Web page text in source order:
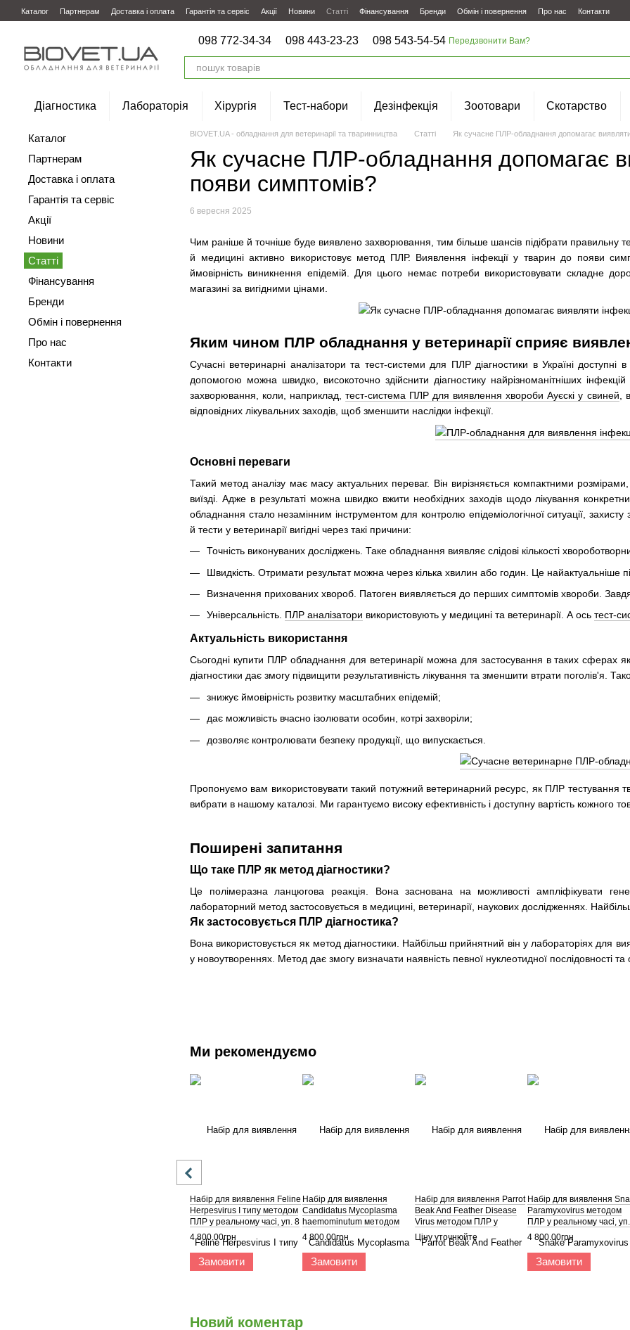
Перейти до основного контенту
Каталог Партнерам Доставка і оплата Гарантія та сервіс Акції Новини Статті Фінансування Бренди Обмін і повернення Про нас Контакти
098 772-34-34 098 443-23-23 098 543-54-54 Передзвонити Вам?
Діагностика Лабораторія Хірургія Тест-набори Дезінфекція Зоотовари Скотарство
BIOVET.UA - обладнання для ветеринарії та тваринництва Статті Як сучасне ПЛР-обладнання допомагає
Як сучасне ПЛР-обладнання допомагає
появи симптомів?
6 вересня 2025
Чим раніше й точніше буде виявлено захворювання, тим більше шансів підібрати правильну
й медицині активно використовує метод ПЛР. Виявлення інфекції у тварин до появи
ймовірність виникнення епідемій. Для цього немає потреби використовувати складне
магазині за вигідними цінами.
Яким чином ПЛР обладнання у ветеринарії сприяє
Сучасні ветеринарні аналізатори та тест-системи для ПЛР діагностики в Україні
допомогою можна швидко, високоточно здійснити діагностику найрізноманітніших
захворювання, коли, наприклад,тест-система ПЛР для виявлення хвороби Ауєскі у свиней ,
відповідних лікувальних заходів, щоб зменшити наслідки інфекції.
Основні переваги
Такий метод аналізу має масу актуальних переваг. Він вирізняється компактними
виїзді. Адже в результаті можна швидко вжити необхідних заходів щодо лікування
обладнання стало незамінним інструментом для контролю епідеміологічної ситуації,
й тести у ветеринарії вигідні через такі причини:
Точність виконуваних досліджень. Таке обладнання виявляє слідові кількості
Швидкість. Отримати результат можна через кілька хвилин або годин. Це найактуальніше
Визначення прихованих хвороб. Патоген виявляється до перших симптомів хвороби.
Універсальність. ПЛР аналізатори використовують у медицині та ветеринарії. А ось тест-
Актуальність використання
Сьогодні купити ПЛР обладнання для ветеринарії можна для застосування в таких сферах
діагностики дає змогу підвищити результативність лікування та зменшити втрати поголів'я.
знижує ймовірність розвитку масштабних епідемій;
дає можливість вчасно ізолювати особин, котрі захворіли;
дозволяє контролювати безпеку продукції, що випускається.
Пропонуємо вам використовувати такий потужний ветеринарний ресурс, як ПЛР тестування
вибрати в нашому каталозі. Ми гарантуємо високу ефективність і доступну вартість кожного
Поширені запитання
Що таке ПЛР як метод діагностики?
Це полімеразна ланцюгова реакція. Вона заснована на можливості ампліфікувати
лабораторний метод застосовується в медицині, ветеринарії, наукових дослідженнях.
Як застосовується ПЛР діагностика?
Вона використовується як метод діагностики. Найбільш прийнятний він у лабораторіях для
у новоутвореннях. Метод дає змогу визначати наявність певної нуклеотидної послідовності та
Ми рекомендуємо
Набір для виявлення Feline
Herpesvirus I типу методом
ПЛР у реальному часі, уп. 8
шт.
4 800.00грн
Замовити
Набір для виявлення
Candidatus Mycoplasma
haemominutum методом
ПЛР у реальному часі, уп. 8
шт.
4 800.00грн
Замовити
Набір для виявлення Parrot
Beak And Feather Disease
Virus методом ПЛР у
реальному часі, уп. 4 шт.
Ціну уточнюйте
Набір для виявлення
Paramyxovirus методом
ПЛР у реальному часі,
шт.
4 800.00грн
Замовити
Новий коментар
Каталог
Партнерам
Доставка і оплата
Гарантія та сервіс
Акції
Новини
Статті
Фінансування
Бренди
Обмін і повернення
Про нас
Контакти